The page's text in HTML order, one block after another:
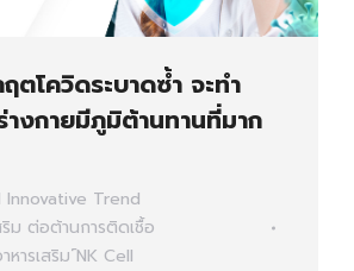
ตโควิดระบาดซ้ำ จะทำ
างกายมีภูมิต้านทานที่มาก
Innovative Trend
ม ต่อต้านการติดเชื้อ
ารเสริม ์NK Cell